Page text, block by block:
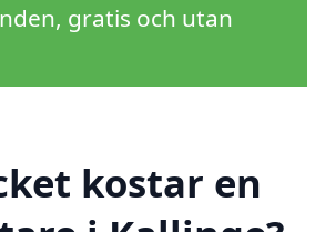
gratis och utan
kostar en